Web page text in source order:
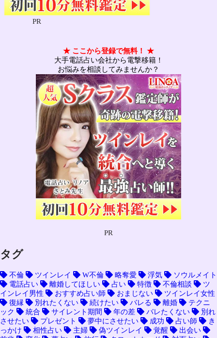
PR
★ ここから登録で無料！ ★
大手電話占い会社から電撃移籍！
お悩みを相談してみませんか？
PR
タグ
不倫 ツインレイ W不倫 略奪愛 浮気
ソウルメイト
電話占い
離婚してほしい 占い 特徴 不倫相談
ツ
インレイ男性
おすすめ占い師 おまじない
ツインレイ女性
復縁
別れたくない 続けたい バレる 離婚
テクニ
ック
統合 サイレント期間 年の差 バレたくない
別れ
させたい
プレゼント 夢中にさせたい 成功 占い師
き
っかけ
相性占い 主婦 偽ツインレイ 覚醒
出会い